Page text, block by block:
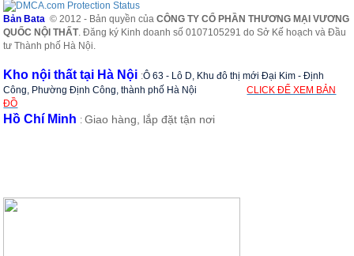
Bản Bata © 2012 - Bản quyền củaCÔNG TY CỔ PHẦN THƯƠNG MẠI VƯƠNG
QUỐC NỘI THẤT. Đăng ký Kinh doanh số 0107105291 do Sở Kế hoạch và Đầu
tư Thành phố Hà Nội.
Kho nội thất tại Hà Nội :Ô 63 - Lô D, Khu đô thị mới Đại Kim - Định
Công, Phường Định Công, thành phố Hà Nội
CLICK ĐỂ XEM BẢN
ĐỒ
Hồ Chí Minh :Giao hàng, lắp đặt tận nơi